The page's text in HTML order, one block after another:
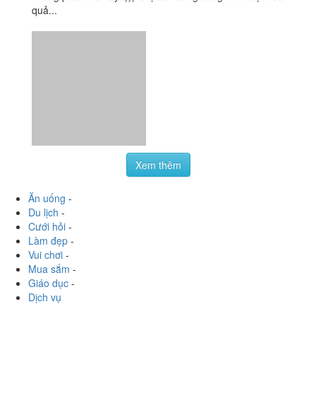
Vui chơi-
Dịch vụ